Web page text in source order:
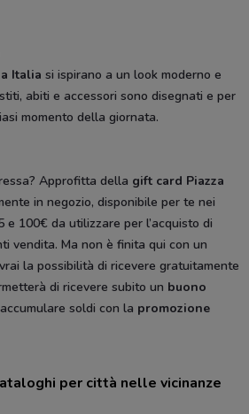
Italia si ispirano a un look moderno e
abiti e accessori sono disegnati e per
momento della giornata.
Approfitta della gift card Piazza
in negozio, disponibile per te nei
100€ da utilizzare per l’acquisto di
vendita. Ma non è finita qui con un
la possibilità di ricevere gratuitamente
di ricevere subito un buono
soldi con la promozione
per città nelle vicinanze